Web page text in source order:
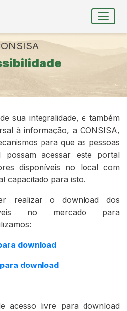
sua integralidade, e também
à informação, a CONSISA,
para que as pessoas
possam acessar este portal
disponíveis no local com
capacitado para isto.
realizar o download dos
no mercado para
download
download
acesso livre para download